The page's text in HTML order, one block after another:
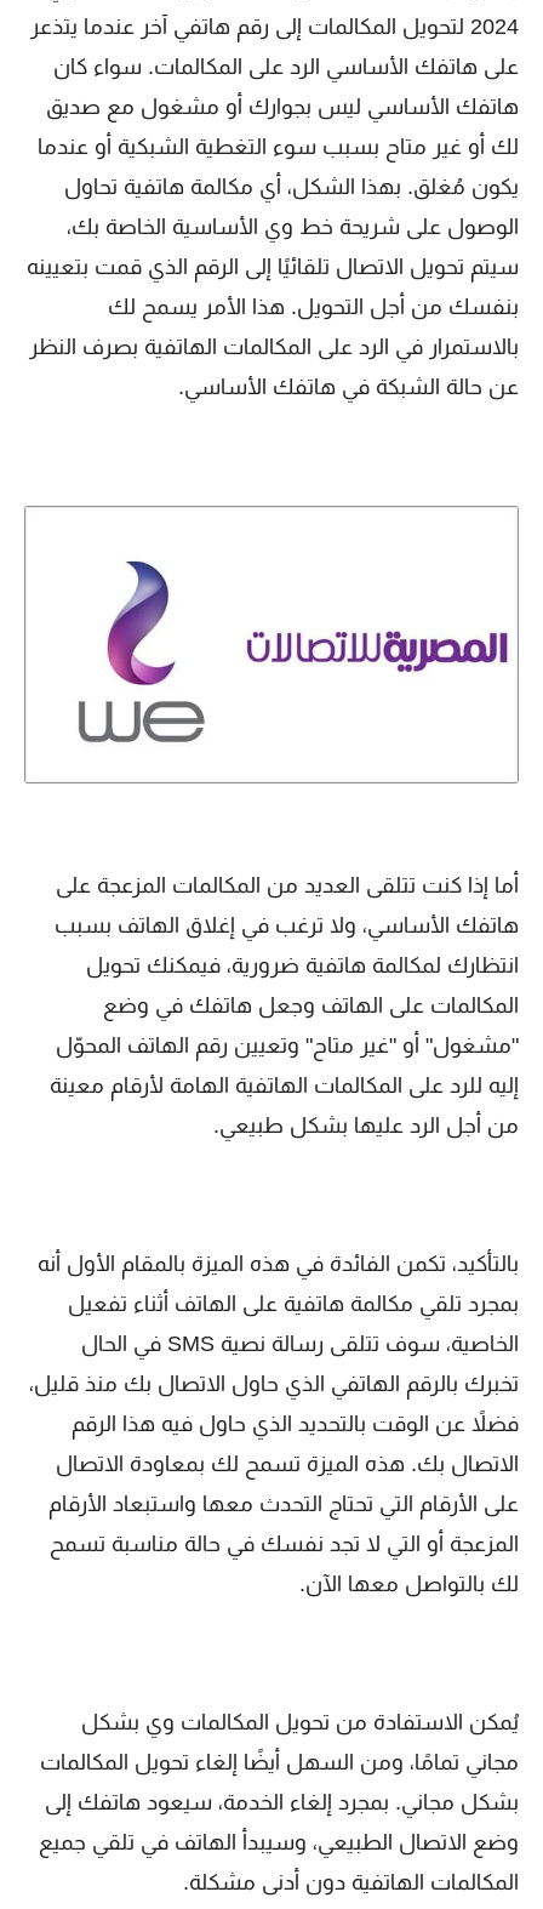
2024 لتحويل المكالمات إلى رقم هاتفي آخر عندما يتذعر
على هاتفك الأساسي الرد على المكالمات. سواء كان
هاتفك الأساسي ليس بجوارك أو مشغول مع صديق
لك أو غير متاح بسبب سوء التغطية الشبكية أو عندما
يكون مُغلق. بهذا الشكل، أي مكالمة هاتفية تحاول
الوصول على شريحة خط وي الأساسية الخاصة بك،
سيتم تحويل الاتصال تلقائيًا إلى الرقم الذي قمت بتعيينه
بنفسك من أجل التحويل. هذا الأمر يسمح لك
بالاستمرار في الرد على المكالمات الهاتفية بصرف النظر
عن حالة الشبكة في هاتفك الأساسي.
أما إذا كنت تتلقى العديد من المكالمات المزعجة على
هاتفك الأساسي، ولا ترغب في إغلاق الهاتف بسبب
انتظارك لمكالمة هاتفية ضرورية، فيمكنك تحويل
المكالمات على الهاتف وجعل هاتفك في وضع
"مشغول" أو "غير متاح" وتعيين رقم الهاتف المحوّل
إليه للرد على المكالمات الهاتفية الهامة لأرقام معينة
من أجل الرد عليها بشكل طبيعي.
بالتأكيد، تكمن الفائدة في هذه الميزة بالمقام الأول أنه
بمجرد تلقي مكالمة هاتفية على الهاتف أثناء تفعيل
الخاصية، سوف تتلقى رسالة نصية SMS في الحال
تخبرك بالرقم الهاتفي الذي حاول الاتصال بك منذ قليل،
فضلاً عن الوقت بالتحديد الذي حاول فيه هذا الرقم
الاتصال بك. هذه الميزة تسمح لك بمعاودة الاتصال
على الأرقام التي تحتاج التحدث معها واستبعاد الأرقام
المزعجة أو التي لا تجد نفسك في حالة مناسبة تسمح
لك بالتواصل معها الآن.
يُمكن الاستفادة من تحويل المكالمات وي بشكل
مجاني تمامًا، ومن السهل أيضًا إلغاء تحويل المكالمات
بشكل مجاني. بمجرد إلغاء الخدمة، سيعود هاتفك إلى
وضع الاتصال الطبيعي، وسيبدأ الهاتف في تلقي جميع
المكالمات الهاتفية دون أدنى مشكلة.